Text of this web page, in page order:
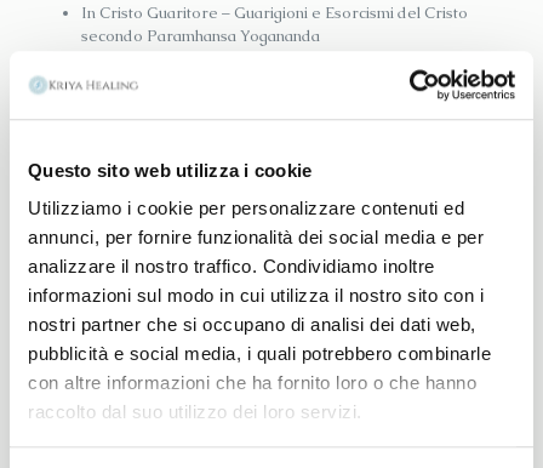
Questo sito web utilizza i cookie
Utilizziamo i cookie per personalizzare contenuti ed
annunci, per fornire funzionalità dei social media e per
analizzare il nostro traffico. Condividiamo inoltre
informazioni sul modo in cui utilizza il nostro sito con i
nostri partner che si occupano di analisi dei dati web,
pubblicità e social media, i quali potrebbero combinarle
con altre informazioni che ha fornito loro o che hanno
raccolto dal suo utilizzo dei loro servizi.
In Cristo Guaritore – Guarigioni e Esorcismi del Cristo
secondo Paramhansa Yogananda
Supercoscienza
Pranayama
Sussurri dall’Eternità di Paramhansa Yogananda
Affermazioni Scientifiche di Guarigione
Equinozio di Primavera
Pasqua, Yogananda – Meditazioni, Preghiere,
Affermazioni